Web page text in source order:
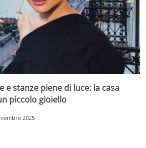
e stanze piene di luce: la casa
piccolo gioiello
2025